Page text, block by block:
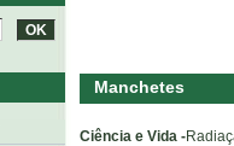
Manchetes
Ciência e Vida -